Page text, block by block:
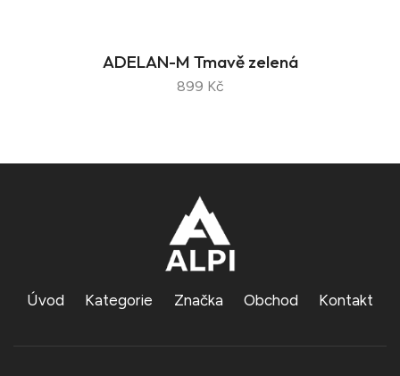
ADELAN-M Tmavě zelená
899 Kč
Úvod Kategorie Značka Obchod Kontakt